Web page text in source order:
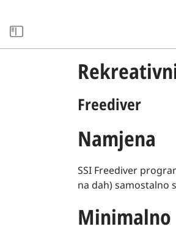
Freediver
Namjena
SSI Freediver
na dah) samostalno